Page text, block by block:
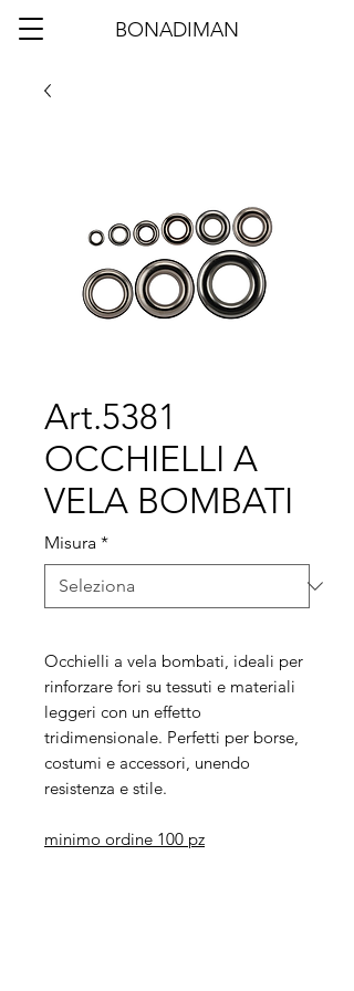
BONADIMAN
Art.5381
OCCHIELLI A
VELA BOMBATI
Misura *
Occhielli a vela bombati, ideali per
rinforzare fori su tessuti e materiali
leggeri con un effetto
tridimensionale. Perfetti per borse,
costumi e accessori, unendo
resistenza e stile.
minimo ordine 100 pz